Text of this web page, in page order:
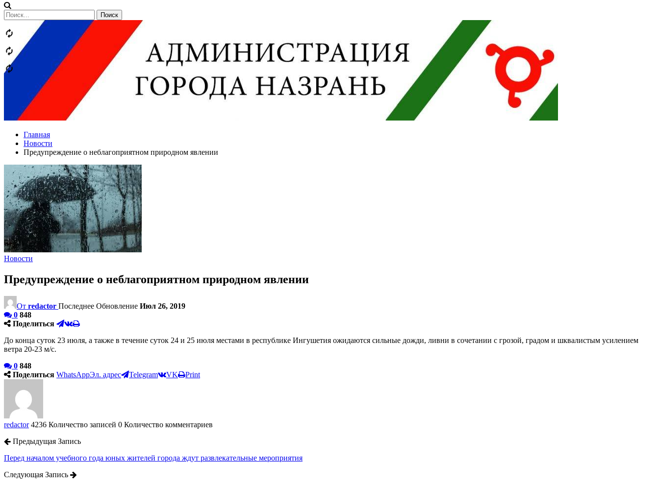
Сообщений
категории
Теги
Главная
Новости
Предупреждение о неблагоприятном природном явлении
Новости
Предупреждение о неблагоприятном природном явлении
От redactor Последнее Обновление Июл 26, 2019
0 848
Поделиться
До конца суток 23 июля, а также в течение суток 24 и 25 июля местами в республике Ингушетия ожидаются сильные дожди, ливни в сочетании с грозой, градом и шквалистым усилением
ветра 20-23 м/с.
0 848
Поделиться WhatsAppЭл. адрес Telegram VK Print
redactor 4236 Количество записей 0 Количество комментариев
Предыдущая Запись
Перед началом учебного года юных жителей города ждут развлекательные мероприятия
Следующая Запись